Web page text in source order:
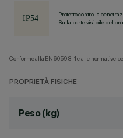
Protetto contro la
Sulla parte visibile del
Conforme alla EN60598-1 e alle normative
PROPRIETÀ FISICHE
Peso (kg)